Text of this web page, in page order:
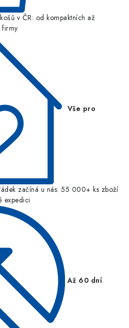
v ČR: od kompaktních až
firmy
Vše pro
začíná u nás: 55 000+ ks zboží
expedici
Až 60 dní